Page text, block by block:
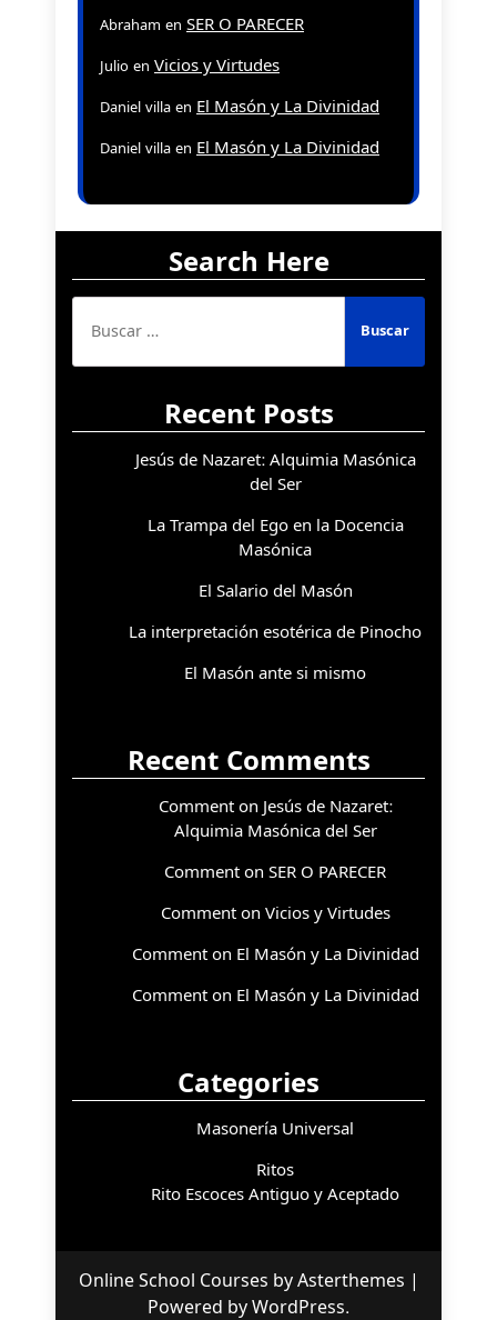
Abraham en SER O PARECER
Julio en Vicios y Virtudes
Daniel villaen El Masón y La Divinidad
Daniel villaen El Masón y La Divinidad
Search Here
Buscar:
Recent Posts
Jesús de Nazaret: Alquimia Masónica
del Ser
La Trampa del Ego en la Docencia
Masónica
El Salario del Masón
La interpretación esotérica de Pinocho
El Masón ante si mismo
Recent Comments
Comment on Jesús de Nazaret:
Alquimia Masónica del Ser
Comment on SER O PARECER
Comment on Vicios y Virtudes
Comment on El Masón y La Divinidad
Comment on El Masón y La Divinidad
Categories
Masonería Universal
Ritos
Rito Escoces Antiguo y Aceptado
Online School Courses byAsterthemes |
Powered byWordPress.